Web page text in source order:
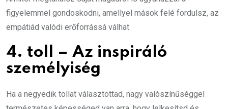
figyelemmel gondoskodni, amellyel mások felé fordulsz, az
empátiád valódi erőforrássá válhat.
4. toll – Az inspiráló
személyiség
Ha a negyedik tollat választottad, nagy valószínűséggel